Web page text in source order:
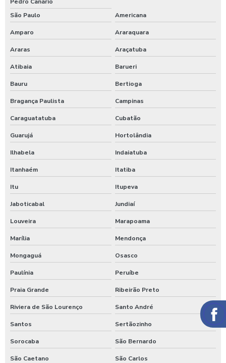
São Paulo
Americana
Amparo Araraquara
Araras Araçatuba
Atibaia Barueri
Bauru Bertioga
Bragança Paulista Campinas
Caraguatatuba Cubatão
Guarujá Hortolândia
Ilhabela Indaiatuba
Itanhaém Itatiba
Itu Itupeva
Jaboticabal Jundiaí
Louveira Marapoama
Marília Mendonça
Mongaguá Osasco
Paulínia Peruíbe
Praia Grande Ribeirão Preto
Riviera de São Lourenço Santo André
Santos Sertãozinho
Sorocaba São Bernardo
São Caetano São Carlos